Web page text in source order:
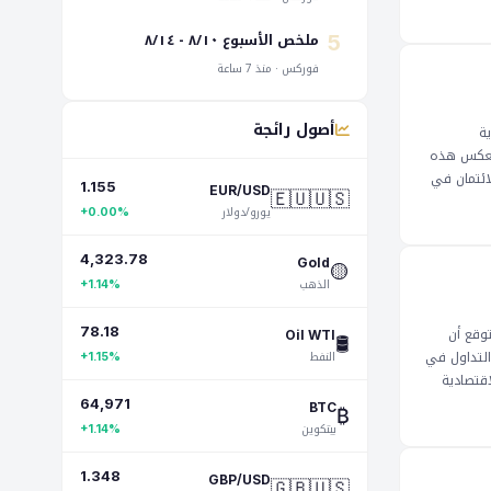
سنوية
وتعكس هذه
في
على قيم
لها
مراقبة
أن
التداول في
على
في
5 ملخص الأسبوع ٨/١٠ - ٨/١٤
فوركس · منذ 7 ساعة
أصول رائجة
🇪🇺🇺🇸
EUR/USD
يورو/دولار
1.155
+0.00%
🟡
Gold
الذهب
4,323.78
+1.14%
🛢️
Oil WTI
النفط
78.18
+1.15%
₿
BTC
بيتكوين
64,971
+1.14%
GBP/USD
1.348